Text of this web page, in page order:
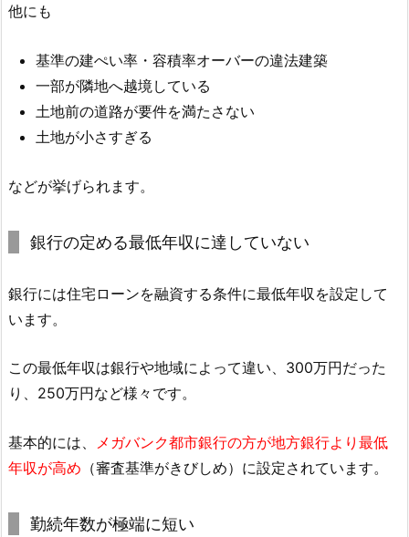
他にも
基準の建ぺい率・容積率オーバーの違法建築
一部が隣地へ越境している
土地前の道路が要件を満たさない
土地が小さすぎる
などが挙げられます。
銀行の定める最低年収に達していない
銀行には住宅ローンを融資する条件に最低年収を設定して
います。
この最低年収は銀行や地域によって違い、300万円だった
り、250万円など様々です。
基本的には、
メガバンク都市銀行の方が地方銀行より最低
年収が高め （審査基準がきびしめ）に設定されています。
勤続年数が極端に短い